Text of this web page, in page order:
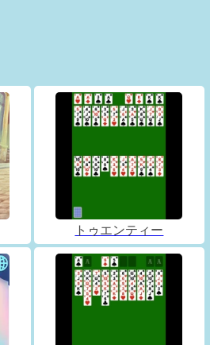
トゥエンティー